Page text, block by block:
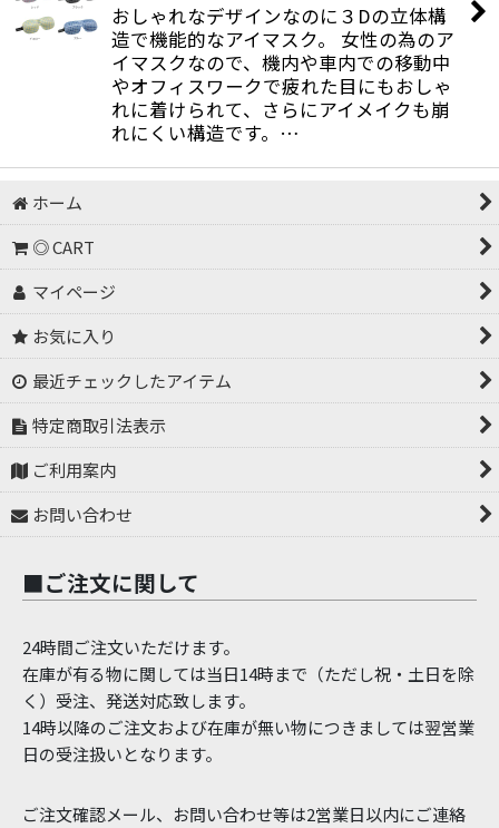
おしゃれなデザインなのに３Dの立体構
造で機能的なアイマスク。 女性の為のア
イマスクなので、機内や車内での移動中
やオフィスワークで疲れた目にもおしゃ
れに着けられて、さらにアイメイクも崩
れにくい構造です。…
ホーム
◎ CART
マイページ
お気に入り
最近チェックしたアイテム
特定商取引法表示
ご利用案内
お問い合わせ
■ご注文に関して
24時間ご注文いただけます。
在庫が有る物に関しては当日14時まで（ただし祝・土日を除
く）受注、発送対応致します。
14時以降のご注文および在庫が無い物につきましては翌営業
日の受注扱いとなります。
ご注文確認メール、お問い合わせ等は2営業日以内にご連絡